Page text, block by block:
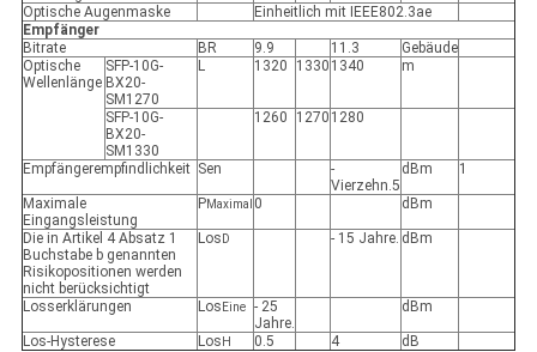
Optische Augenmaske
Einheitlich mit IEEE802.3ae
Empfänger
Bitrate
BR 9.9 11.3
Gebäude
Optische
Wellenlänge
SFP-10G-
BX20-
SM1270
L 1320 1330 1340 m
SFP-10G-
BX20-
SM1330
1260 1270 1280
Empfängerempfindlichkeit Sen
-
Vierzehn.5
dBm 1
Maximale
Eingangsleistung
PMaximal 0 dBm
Die in Artikel 4 Absatz 1
Buchstabe b genannten
Risikopositionen werden
nicht berücksichtigt
Los D - 15 Jahre. dBm
Losserklärungen Los Eine
- 25
Jahre.
dBm
Los-Hysterese Los H 0.5 4 dB